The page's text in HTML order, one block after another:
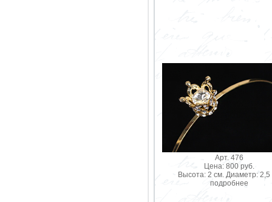
Арт. 476
Цена: 800 руб.
Высота: 2 см. Диаметр: 2,5
подробнее